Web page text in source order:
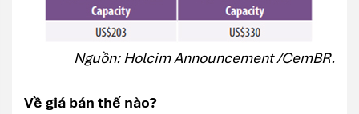
Nguồn: Holcim Announcement /CemBR.
Về giá bán thế nào?